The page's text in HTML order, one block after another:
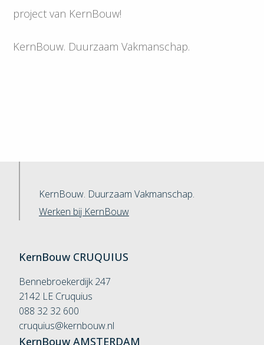
project van KernBouw!
KernBouw. Duurzaam Vakmanschap.
KernBouw. Duurzaam Vakmanschap.
Werken bij KernBouw
KernBouw CRUQUIUS
Bennebroekerdijk 247
2142 LE Cruquius
088 32 32 600
cruquius@kernbouw.nl
KernBouw AMSTERDAM